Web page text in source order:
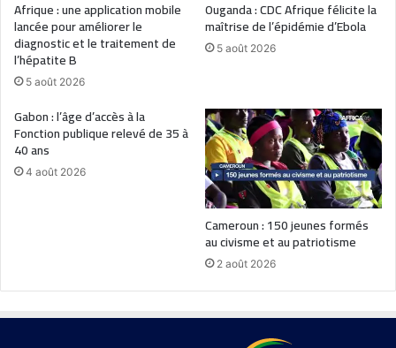
Afrique : une application mobile
lancée pour améliorer le
diagnostic et le traitement de
l’hépatite B
5 août 2026
Ouganda : CDC Afrique félicite la
maîtrise de l’épidémie d’Ebola
5 août 2026
Gabon : l’âge d’accès à la
Fonction publique relevé de 35 à
40 ans
4 août 2026
Cameroun : 150 jeunes formés
au civisme et au patriotisme
2 août 2026